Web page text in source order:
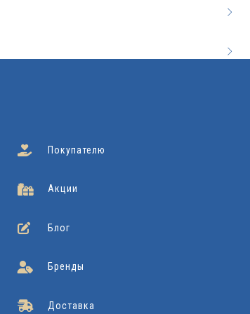
Покупателю
Акции
Блог
Бренды
Доставка